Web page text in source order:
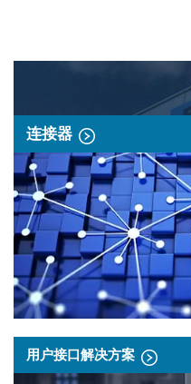
连接器
用户接口解决方案